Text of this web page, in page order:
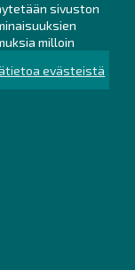
sivuston
milloin
evästeistä